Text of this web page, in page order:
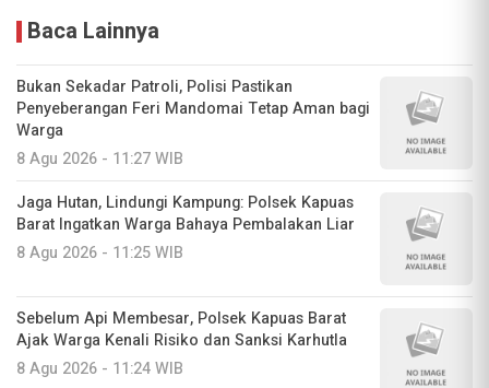
Baca Lainnya
Bukan Sekadar Patroli, Polisi Pastikan
Penyeberangan Feri Mandomai Tetap Aman bagi
Warga
8 Agu 2026 - 11:27 WIB
Jaga Hutan, Lindungi Kampung: Polsek Kapuas
Barat Ingatkan Warga Bahaya Pembalakan Liar
8 Agu 2026 - 11:25 WIB
Sebelum Api Membesar, Polsek Kapuas Barat
Ajak Warga Kenali Risiko dan Sanksi Karhutla
8 Agu 2026 - 11:24 WIB